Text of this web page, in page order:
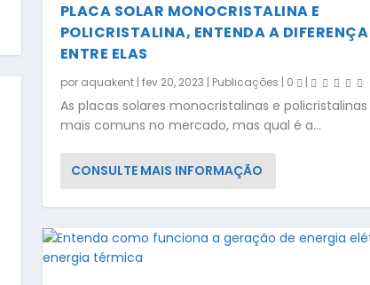
PLACA SOLAR MONOCRISTALINA E
POLICRISTALINA, ENTENDA A DIFERENÇA
ENTRE ELAS
por aquakent| fev 20, 2023 | Publicações | 0 |
As placas solares monocristalinas e policristalinas
mais comuns no mercado, mas qual é a...
CONSULTE MAIS INFORMAÇÃO